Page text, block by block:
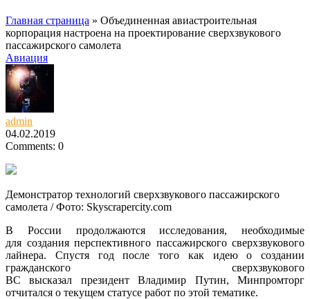
Главная страница » Объединенная авиастроительная
корпорация настроена на проектирование сверхзвукового
пассажирского самолета
Авиация
admin
04.02.2019
Comments: 0
Демонстратор технологий сверхзвукового пассажирского
самолета / Фото: Skyscrapercity.com
В России продолжаются исследования, необходимые
для создания перспективного пассажирского сверхзвукового
лайнера. Спустя год после того как идею о создании
гражданского сверхзвукового
ВС высказал президент Владимир Путин, Минпромторг
отчитался о текущем статусе работ по этой тематике.